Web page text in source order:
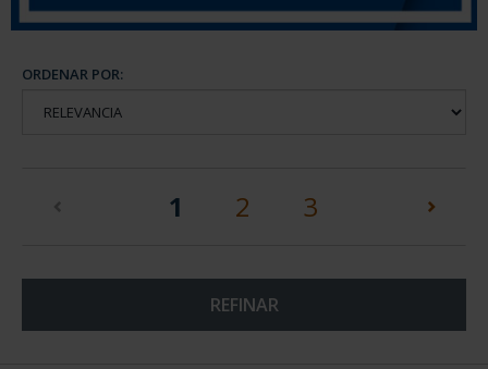
ORDENAR POR:
1 (current)
2 3
REFINAR